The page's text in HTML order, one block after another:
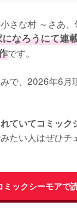
さな村 ～さあ
なろうにて連
です。
で、2026年6月
ていてコミック
たい人はぜひチ
ミックシーモアで